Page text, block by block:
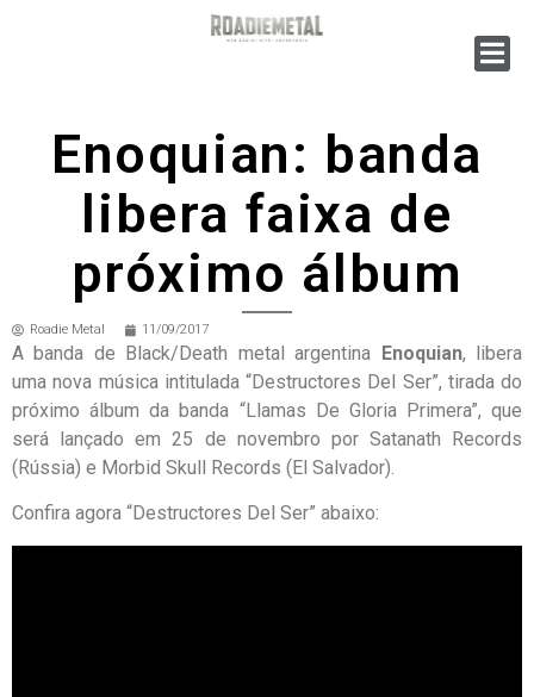
Enoquian: banda
libera faixa de
próximo álbum
Roadie Metal 11/09/2017
A banda de Black/Death metal argentina Enoquian, libera
uma nova música intitulada “Destructores Del Ser”, tirada do
próximo álbum da banda “Llamas De Gloria Primera”, que
será lançado em 25 de novembro por Satanath Records
(Rússia) e Morbid Skull Records (El Salvador).
Confira agora “Destructores Del Ser” abaixo: